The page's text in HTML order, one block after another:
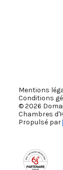
Mentions
Conditions
© 2026
Chambres
Propulsé par